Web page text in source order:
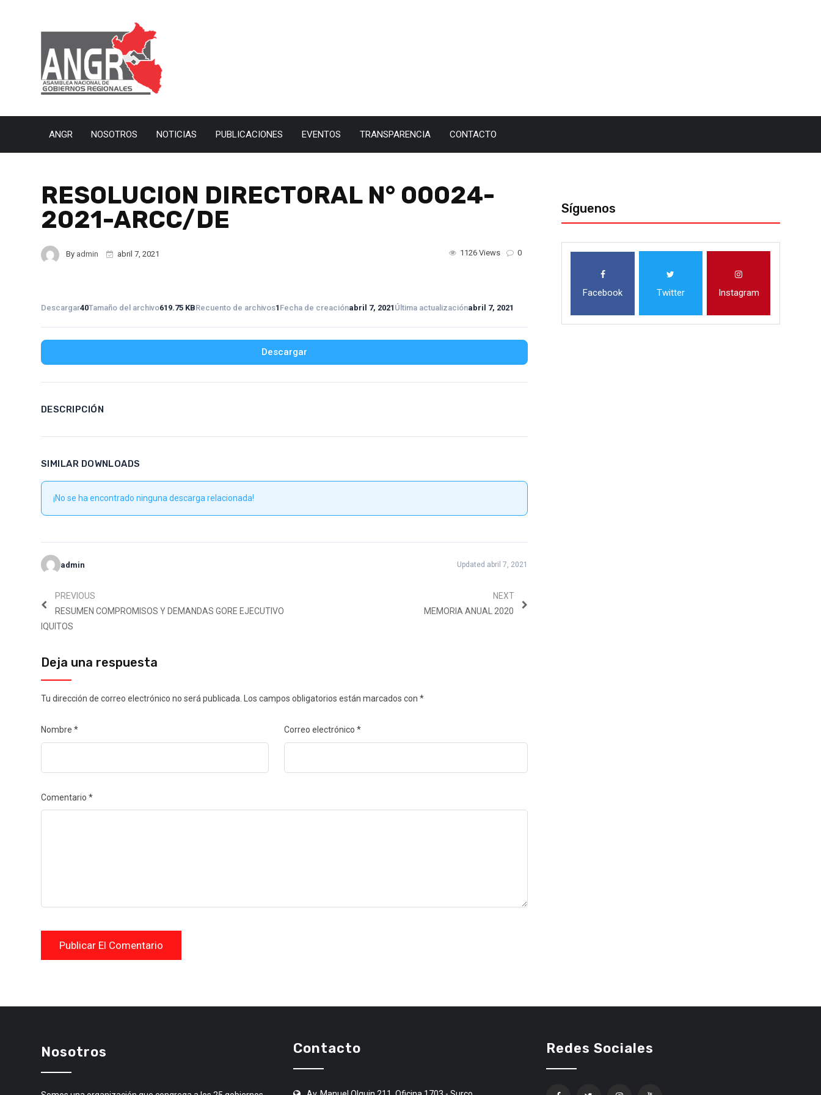
ANGR NOSOTROS NOTICIAS PUBLICACIONES EVENTOS TRANSPARENCIA CONTACTO
RESOLUCION DIRECTORAL N° 00024-
2021-ARCC/DE
By admin abril 7, 2021 0
1126 Views
Descargar40Tamaño del archivo619.75 KBRecuento de archivos1 Fecha de creaciónabril 7, 2021 Última actualizaciónabril 7, 2021
Descargar
DESCRIPCIÓN
SIMILAR DOWNLOADS
¡No se ha encontrado ninguna descarga relacionada!
admin Updated abril 7, 2021
PREVIOUS
RESUMEN COMPROMISOS Y DEMANDAS GORE EJECUTIVO
IQUITOS
NEXT
MEMORIA ANUAL 2020
Deja una respuesta
Tu dirección de correo electrónico no será publicada. Los campos obligatorios están marcados con *
Nombre * Correo electrónico*
Comentario *
Síguenos
Facebook Twitter Instagram
Nosotros Contacto Redes Sociales